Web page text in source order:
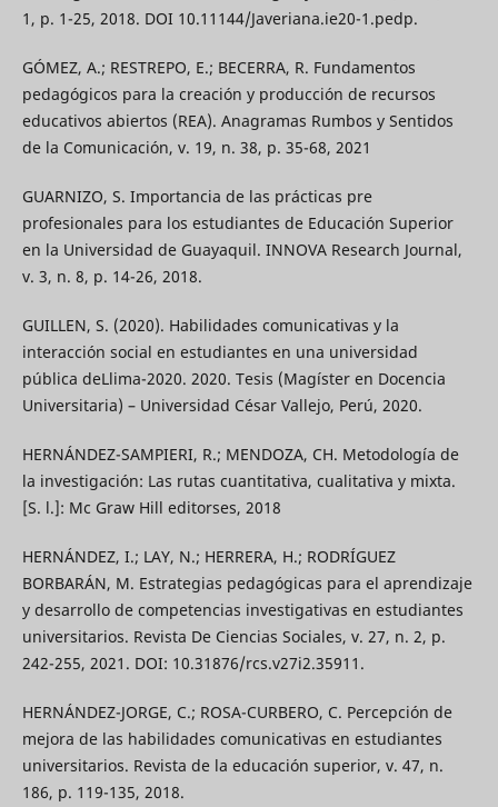
1, p. 1-25, 2018. DOI 10.11144/Javeriana.ie20-1.pedp.
GÓMEZ, A.; RESTREPO, E.; BECERRA, R. Fundamentos
pedagógicos para la creación y producción de recursos
educativos abiertos (REA). Anagramas Rumbos y Sentidos
de la Comunicación, v. 19, n. 38, p. 35-68, 2021
GUARNIZO, S. Importancia de las prácticas pre
profesionales para los estudiantes de Educación Superior
en la Universidad de Guayaquil. INNOVA Research Journal,
v. 3, n. 8, p. 14-26, 2018.
GUILLEN, S. (2020). Habilidades comunicativas y la
interacción social en estudiantes en una universidad
pública deLlima-2020. 2020. Tesis (Magíster en Docencia
Universitaria) – Universidad César Vallejo, Perú, 2020.
HERNÁNDEZ-SAMPIERI, R.; MENDOZA, CH. Metodología de
la investigación: Las rutas cuantitativa, cualitativa y mixta.
[S. l.]: Mc Graw Hill editorses, 2018
HERNÁNDEZ, I.; LAY, N.; HERRERA, H.; RODRÍGUEZ
BORBARÁN, M. Estrategias pedagógicas para el aprendizaje
y desarrollo de competencias investigativas en estudiantes
universitarios. Revista De Ciencias Sociales, v. 27, n. 2, p.
242-255, 2021. DOI: 10.31876/rcs.v27i2.35911.
HERNÁNDEZ-JORGE, C.; ROSA-CURBERO, C. Percepción de
mejora de las habilidades comunicativas en estudiantes
universitarios. Revista de la educación superior, v. 47, n.
186, p. 119-135, 2018.